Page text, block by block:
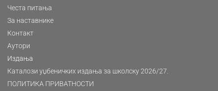
Честа питања
За наставнике
Контакт
Аутори
Издања
Каталози уџбеничких издања за школску 2026/27.
ПОЛИТИКА ПРИВАТНОСТИ